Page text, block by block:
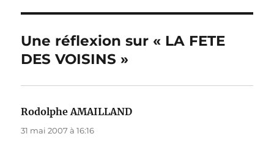
Une réflexion sur « LA FETE
DES VOISINS »
Rodolphe AMAILLAND
31 mai 2007 à 16:16